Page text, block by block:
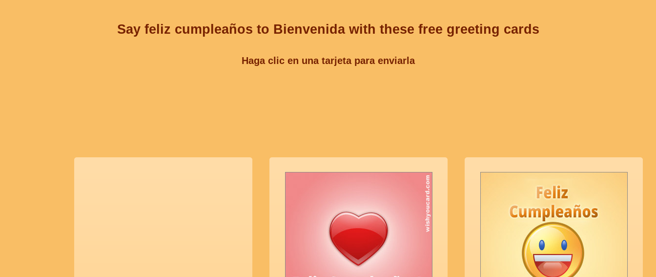
Say feliz cumpleaños to Bienvenida with these free greeting cards
Haga clic en una tarjeta para enviarla